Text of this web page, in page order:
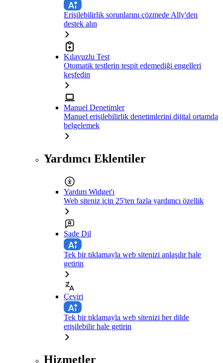
Erişilebilirlik sorunlarını çözmede Ally'den
destek alın
Kılavuzlu Test
Otomatik testlerin tespit edemediği engelleri
keşfedin
Manuel Denetimler
Manuel erişilebilirlik denetimlerini dijital ortamda
belgelemek
Yardımcı Eklentiler
Yardım Widget'ı
Web siteniz için 25'ten fazla yardımcı özellik
Sade Dil
Tek bir tıklamayla web sitenizi anlaşılır hale
getirin
Çeviri
Tek bir tıklamayla web sitenizi her dilde
erişilebilir hale getirin
Hizmetler